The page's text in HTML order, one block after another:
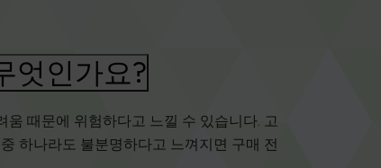
엇인가요?
때문에 위험하다고 느낄 수 있습니다. 고
하나라도 불분명하다고 느껴지면 구매 전